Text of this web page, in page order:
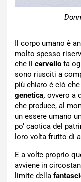
Il corpo umano è
molto spesso
che il cervello fa
sono riusciti a
più chiaro è ciò
genetica, ovvero a
che produce, al
un essere umano
po’ caotica del
loro volta frutto di
E a volte proprio
avviene in
limite della